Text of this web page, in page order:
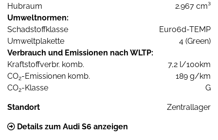
Hubraum
2.967 cm³
Umweltnormen:
Schadstoffklasse
Euro6d-TEMP
Umweltplakette
4 (Green)
Verbrauch und Emissionen nach WLTP:
Kraftstoffverbr. komb.
7,2 l/100km
CO2-Emissionen komb.
189 g/km
CO2-Klasse G
Standort Zentrallager
Details zum Audi S6 anzeigen